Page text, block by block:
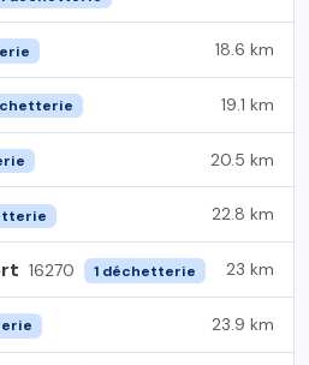
18.6 km
19.1 km
20.5 km
22.8 km
16270 1 déchetterie 23 km
23.9 km